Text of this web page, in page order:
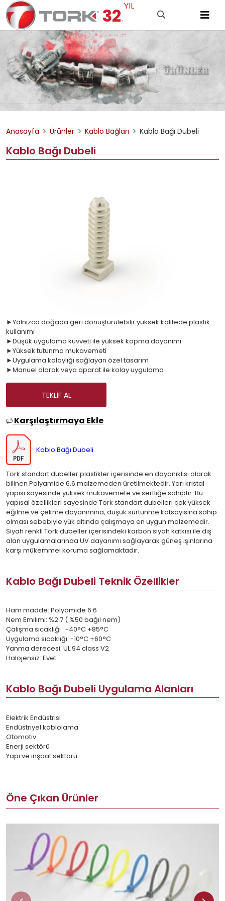
32.
YIL
Anasayfa Ürünler Kablo Bağları Kablo Bağı Dubeli
Kablo Bağı Dubeli
►Yalnızca doğada geri dönüştürülebilir yüksek kalitede plastik
kullanımı
►Düşük uygulama kuvveti ile yüksek kopma dayanımı
►Yüksek tutunma mukavemeti
►Uygulama kolaylığı sağlayan özel tasarım
►Manuel olarak veya aparat ile kolay uygulama
TEKLIF AL
Karşılaştırmaya Ekle
Kablo Bağı Dubeli
Tork standart dubeller plastikler içerisinde en dayanıklısı olarak
bilinen Polyamide 6.6 malzemeden üretilmektedir. Yarı kristal
yapısı sayesinde yüksek mukavemete ve sertliğe sahiptir. Bu
yapısal özellikleri sayesinde Tork standart dubelleri çok yüksek
eğilme ve çekme dayanımına, düşük sürtünme katsayısına sahip
olması sebebiyle yük altında çalışmaya en uygun malzemedir.
Siyah renkli Tork dubeller içerisindeki karbon siyah katkısı ile dış
alan uygulamalarında UV dayanımı sağlayarak güneş ışınlarına
karşı mükemmel koruma sağlamaktadır.
Kablo Bağı Dubeli Teknik Özellikler
Ham madde: Polyamide 6.6
Nem Emilimi: %2.7 ( %50 bağıl nem)
Çalışma sıcaklığı : -40°C +85°C
Uygulama sıcaklığı: -10°C +60°C
Yanma derecesi: UL 94 class V2
Halojensiz: Evet
Kablo Bağı Dubeli Uygulama Alanları
Elektrik Endüstrisi
Endüstriyel kablolama
Otomotiv
Enerji sektörü
Yapı ve inşaat sektörü
Öne Çıkan Ürünler